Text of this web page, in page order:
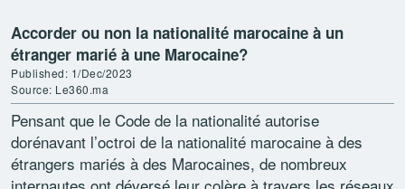
Accorder ou non la nationalité marocaine à un
étranger marié à une Marocaine?
Published: 1/Dec/2023
Source: Le360.ma
Pensant que le Code de la nationalité autorise
dorénavant l’octroi de la nationalité marocaine à des
étrangers mariés à des Marocaines, de nombreux